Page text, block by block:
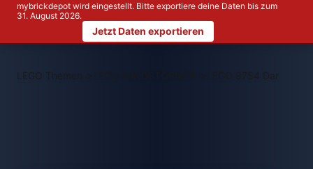
mybrickdepot wird eingestellt. Bitte exportiere deine Daten bis zum
31. August 2026.
Jetzt Daten exportieren
LEGO Themen > LEGO 9754 Dark